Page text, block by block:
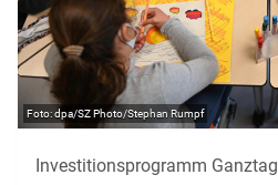
dpa/SZ Photo/Stephan Rumpf
Investitionsprogramm Ganztag